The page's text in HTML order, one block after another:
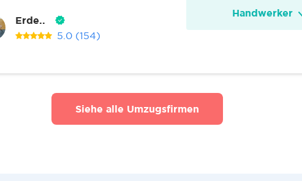
Erde..
5.0 (154)
Handwerker
Siehe alle Umzugsfirmen